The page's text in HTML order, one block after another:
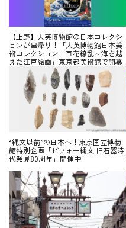
【上野】大英博物館の日本コレクシ
ョンが里帰り！「大英博物館日本美
術コレクション 百花繚乱～海を越
えた江戸絵画」東京都美術館で開幕
“縄文以前”の日本へ！東京国立博物
館特別企画「ビフォー縄文 旧石器時
代発見80周年」開催中